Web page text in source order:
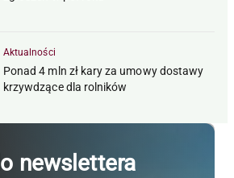
Aktualności
Ponad 4 mln zł kary za umowy dostawy
krzywdzące dla rolników
newslettera